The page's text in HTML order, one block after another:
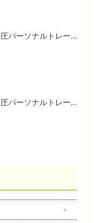
愛知県東海市オススメ加圧パーソナルトレーニングジム One❣️
愛知県東海市オススメ加圧パーソナルトレーニングジム One❣️